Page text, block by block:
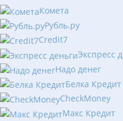
Комета
Рубль.ру
Сredit7
Экспресс
Надо денег
Белка Кредит
CheckMoney
Макс Кредит